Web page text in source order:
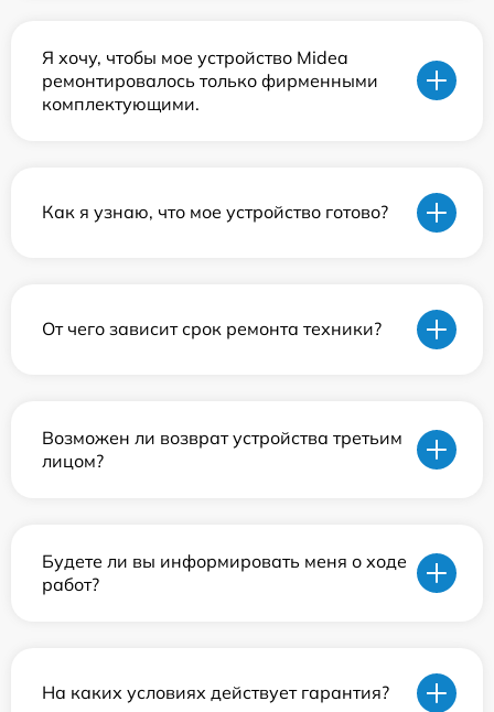
Я хочу, чтобы мое устройство Midea
ремонтировалось только фирменными
комплектующими.
Как я узнаю, что мое устройство готово?
От чего зависит срок ремонта техники?
Возможен ли возврат устройства третьим
лицом?
Будете ли вы информировать меня о ходе
работ?
На каких условиях действует гарантия?